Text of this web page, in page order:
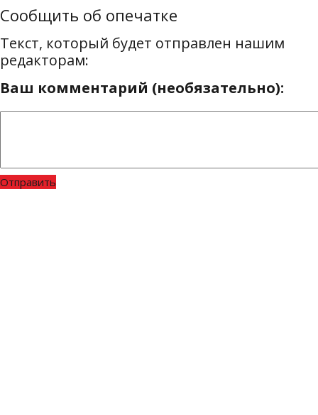
Сообщить об опечатке
Текст, который будет отправлен нашим
редакторам:
Ваш комментарий (необязательно):
Отправить